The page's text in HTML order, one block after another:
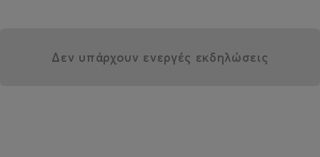
Δεν υπάρχουν ενεργές εκδηλώσεις